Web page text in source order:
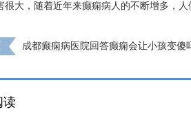
很大，随着近年来癫痫病人的不断增多，
成都癫痫病医院回答癫痫会让小孩变傻
读